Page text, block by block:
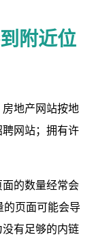
附近位
地产网站按地
网站；拥有许
的数量经常会
的页面可能会导
有足够的内链